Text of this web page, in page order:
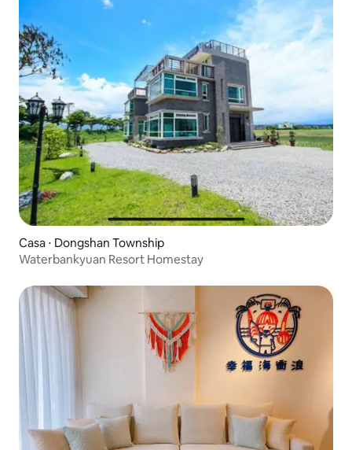
Casa ⋅ Dongshan Township
Waterbankyuan Resort Homestay